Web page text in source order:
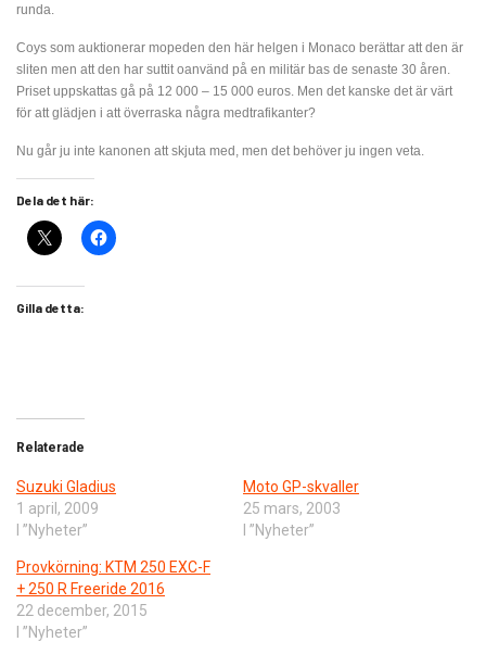
runda.
Coys som auktionerar mopeden den här helgen i Monaco berättar att den är
sliten men att den har suttit oanvänd på en militär bas de senaste 30 åren.
Priset uppskattas gå på 12 000 – 15 000 euros. Men det kanske det är värt
för att glädjen i att överraska några medtrafikanter?
Nu går ju inte kanonen att skjuta med, men det behöver ju ingen veta.
Dela det här:
Gilla detta:
Relaterade
Suzuki Gladius
1 april, 2009
I ”Nyheter”
Moto GP-skvaller
25 mars, 2003
I ”Nyheter”
Provkörning: KTM 250 EXC-F
+ 250 R Freeride 2016
22 december, 2015
I ”Nyheter”